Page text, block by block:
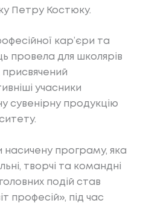
Петру Костюку.
кар’єри та
провела для школярів
присвячений
учасники
сувенірну продукцію
насичену програму, яка
творчі та командні
подій став
професій», під час